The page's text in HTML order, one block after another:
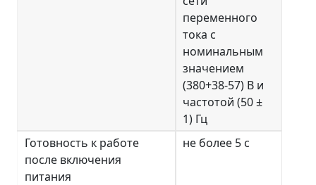
переменного
тока с
номинальным
значением
(380+38-57) В и
частотой (50 ±
1) Гц
Готовность к работе
после включения
питания
не более 5 с